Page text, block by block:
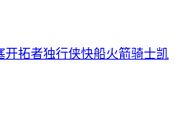
开拓者独行侠快船火箭骑士凯